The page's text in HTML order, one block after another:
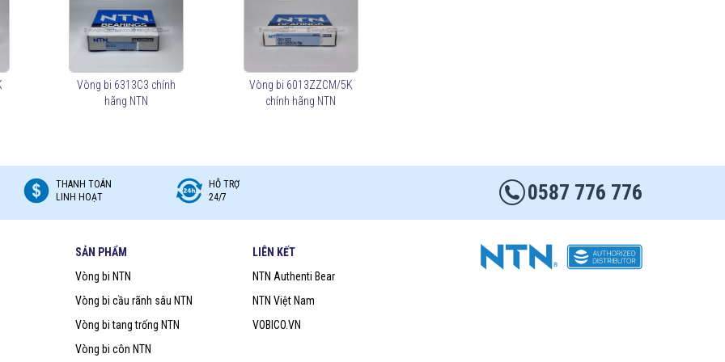
Ball Bearings)
Bearings)
được bôi trơn liên tục.
bảo vệ, giúp ngăn bụi và chất bẩn nhưng không chống nước tốt.
ngăn nước, bụi bẩn, phù hợp cho môi trường khắc nghiệt.
Vòng bi 6313C3 chính
hãng NTN
Vòng bi 6013ZZCM/5K
chính hãng NTN
THANH TOÁN
LINH HOẠT
HỖ TRỢ
24/7
0587 776 776
SẢN PHẨM
Vòng bi NTN
Vòng bi cầu rãnh sâu NTN
Vòng bi tang trống NTN
Vòng bi côn NTN
LIÊN KẾT
NTN Authenti Bear
NTN Việt Nam
VOBICO.VN